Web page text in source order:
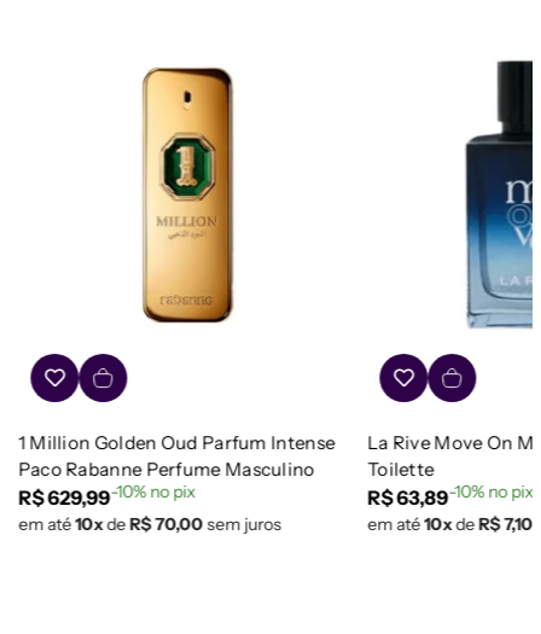
1 Million Golden Oud Parfum Intense
Paco Rabanne Perfume Masculino
Preço
regular
R$ 629,99-10% no pix
em até10xdeR$ 70,00sem juros
La Rive Move On
Toilette
Preço
regular
R$ 63,89-10% no pix
em até10xdeR$ 7,10